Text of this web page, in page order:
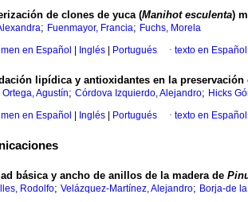
de clones de yuca (Manihot esculenta)
; Fuenmayor, Francia; Fuchs, Morela
en Español Inglés Portugués · texto en Español
lipídica y antioxidantes en la preservación
Agustín; Córdova Izquierdo, Alejandro; Hicks
en Español Inglés Portugués · texto en Español
básica y ancho de anillos de la madera de
Rodolfo; Velázquez-Martínez, Alejandro; Borja-de